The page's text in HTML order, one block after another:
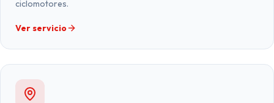
ciclomotores.
Ver servicio